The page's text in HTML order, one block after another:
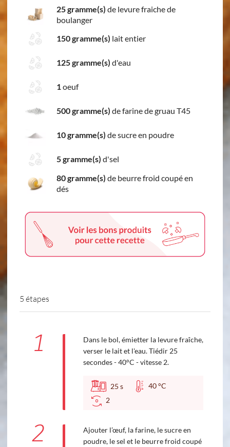
25 gramme(s) de levure fraiche de
boulanger
150 gramme(s) lait entier
125 gramme(s) d'eau
1oeuf
500 gramme(s) de farine de gruau T45
10 gramme(s) de sucre en poudre
5 gramme(s) d'sel
80 gramme(s) de beurre froid coupé en
dés
5 étapes
1
Dans le bol, émietter la levure fraîche,
verser le lait et l'eau. Tiédir 25
secondes - 40°C - vitesse 2.
25 s
40 °C
2
2
Ajouter l’œuf, la farine, le sucre en
poudre, le sel et le beurre froid coupé